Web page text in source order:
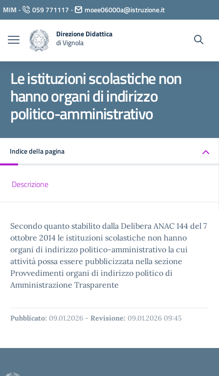
Vai ai contenuti
Vai al menu di navigazione
Vai al footer
MIM - 059 771117 - moee06000a@istruzione.it
Direzione Didattica
di Vignola
Le istituzioni scolastiche non
hanno organi di indirizzo
politico-amministrativo
Indice della pagina
Descrizione
Secondo quanto stabilito dalla Delibera ANAC 144 del 7
ottobre 2014 le istituzioni scolastiche non hanno
organi di indirizzo politico-amministrativo la cui
attività possa essere pubblicizzata nella sezione
Provvedimenti organi di indirizzo politico di
Amministrazione Trasparente
Pubblicato: 09.01.2026 - Revisione: 09.01.2026 09:45